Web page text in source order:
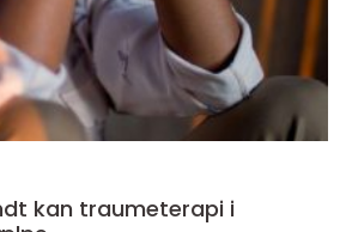
kan traumeterapi i